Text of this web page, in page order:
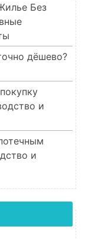
Без
дёшево?
и
и